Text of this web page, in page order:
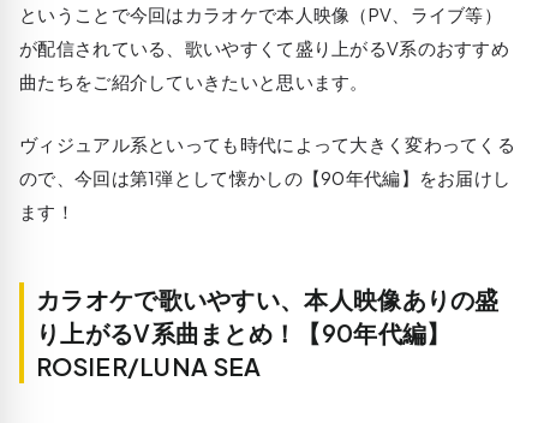
ということで今回はカラオケで本人映像（PV、ライブ等）
が配信されている、歌いやすくて盛り上がるV系のおすすめ
曲たちをご紹介していきたいと思います。
ヴィジュアル系といっても時代によって大きく変わってくる
ので、今回は第1弾として懐かしの【90年代編】をお届けし
ます！
カラオケで歌いやすい、本人映像ありの盛
り上がるV系曲まとめ！【90年代編】
ROSIER/LUNA SEA